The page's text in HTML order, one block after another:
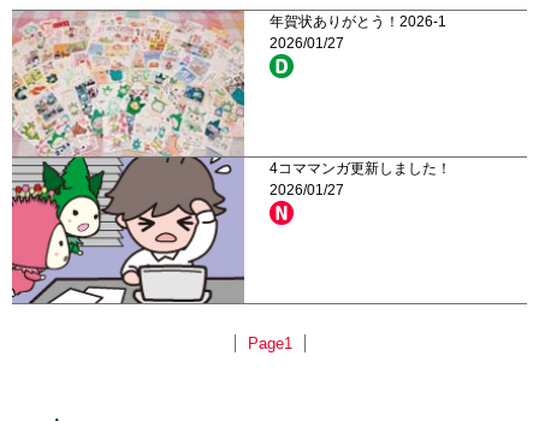
年賀状ありがとう！2026-1
2026/01/27
4コママンガ更新しました！
2026/01/27
Page1